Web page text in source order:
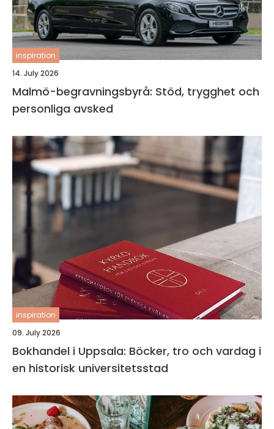
inspiration
14. July 2026
Malmö-begravningsbyrå: Stöd, trygghet och
personliga avsked
inspiration
09. July 2026
Bokhandel i Uppsala: Böcker, tro och vardag i
en historisk universitetsstad